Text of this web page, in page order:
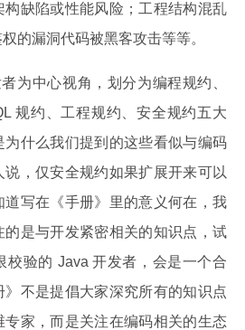
构缺陷或性能风险；工程结构混乱
的漏洞代码被黑客攻击等等。
为中心视角，划分为编程规约、
规约、工程规约、安全规约五大
什么我们提到的这些看似与编码
，仅安全规约如果扩展开来可以
道写在《手册》里的意义何在，我
是与开发紧密相关的知识点，试
校验的 Java 开发者，会是一个合
不是提倡大家深究所有的知识点
家，而是关注在编码相关的生态